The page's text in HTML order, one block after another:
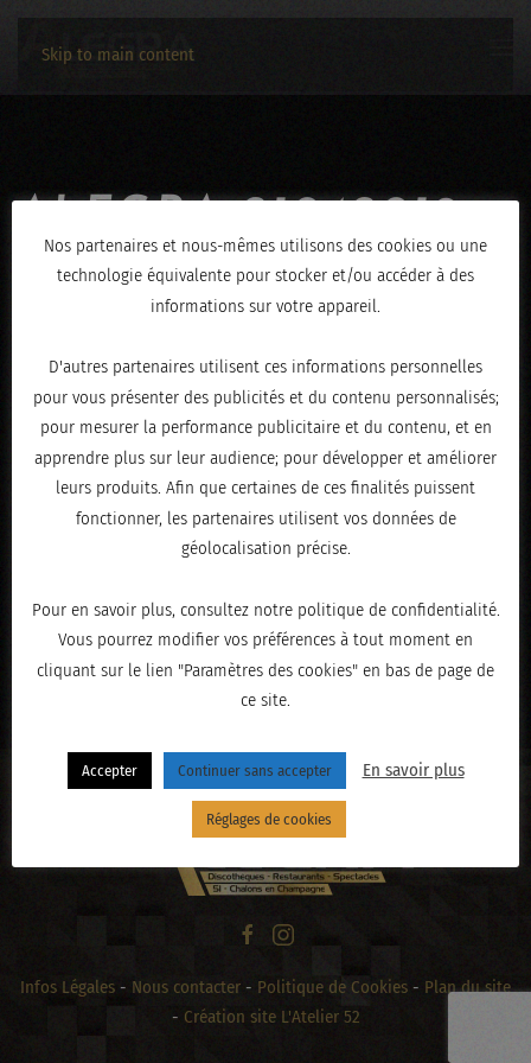
Skip to main content
ALEGRA-21042019-
3949
« PRÉCÉDENT
Infos Légales - Nous contacter - Politique de Cookies - Plan du site
- Création site L'Atelier 52
Nos partenaires et nous-mêmes utilisons des cookies ou une
technologie équivalente pour stocker et/ou accéder à des
informations sur votre appareil.
D'autres partenaires utilisent ces informations personnelles
pour vous présenter des publicités et du contenu personnalisés;
pour mesurer la performance publicitaire et du contenu, et en
apprendre plus sur leur audience; pour développer et améliorer
leurs produits. Afin que certaines de ces finalités puissent
fonctionner, les partenaires utilisent vos données de
géolocalisation précise.
Pour en savoir plus, consultez notre politique de confidentialité.
Vous pourrez modifier vos préférences à tout moment en
cliquant sur le lien "Paramètres des cookies" en bas de page de
ce site.
Accepter Continuer sans accepter En savoir plus
Réglages de cookies